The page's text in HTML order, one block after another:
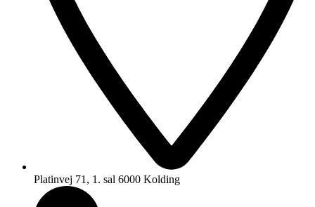
Platinvej 71, 1. sal 6000 Kolding